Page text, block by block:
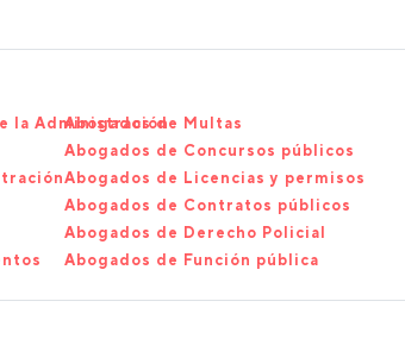
la Administración
Abogados de Multas
Abogados de Concursos públicos
Abogados de Licencias y permisos
Abogados de Contratos públicos
Abogados de Derecho Policial
Abogados de Función pública